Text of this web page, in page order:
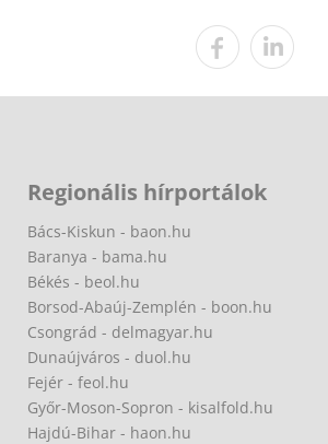
Regionális hírportálok
Bács-Kiskun - baon.hu
Baranya - bama.hu
Békés - beol.hu
Borsod-Abaúj-Zemplén - boon.hu
Csongrád - delmagyar.hu
Dunaújváros - duol.hu
Fejér - feol.hu
Győr-Moson-Sopron - kisalfold.hu
Hajdú-Bihar - haon.hu